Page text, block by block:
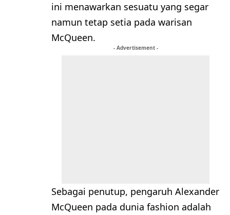
ini menawarkan sesuatu yang segar
namun tetap setia pada warisan
McQueen.
- Advertisement -
Sebagai penutup, pengaruh Alexander
McQueen pada dunia fashion adalah